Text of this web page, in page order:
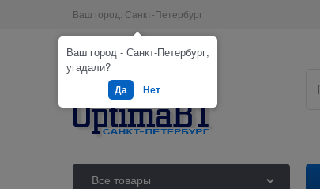
Ваш город: Санкт-Петербург
Все товары
Ваш город - Санкт-Петербург,
угадали?
Да Нет